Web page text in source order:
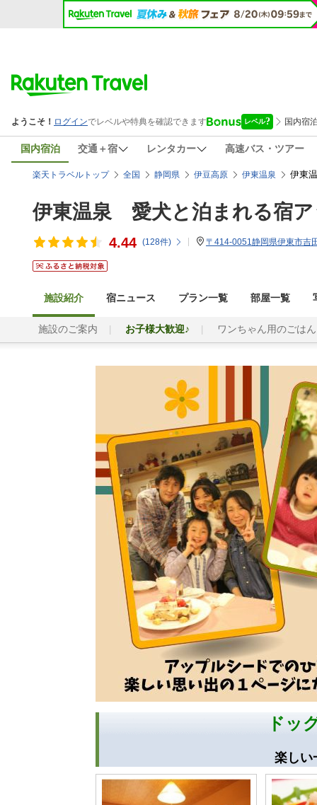
国内宿泊 交通＋宿 レンタカー 高速バス・ツアー
楽天トラベルトップ 全国 静岡県 伊豆高原 伊東温泉 伊東
伊東温泉 愛犬と泊まれる宿
4.44 (128件) 〒414-0051静岡県伊東市吉
施設紹介 宿ニュース プラン一覧 部屋一覧
施設のご案内 お子様大歓迎♪ ワンちゃん用のごは
ドッ
楽しい